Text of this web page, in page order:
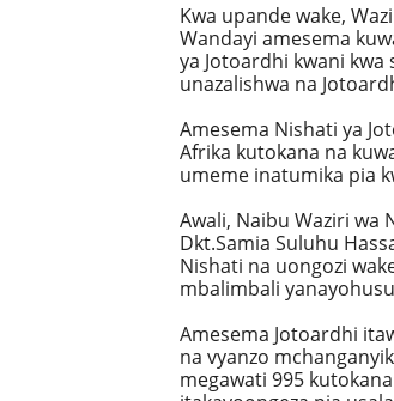
Kwa upande wake,
Wandayi amesema
ya Jotoardhi kwani
unazalishwa na
Amesema Nishati ya
Afrika kutokana na
umeme inatumika pia
Awali, Naibu Waziri wa
Dkt.Samia Suluhu
Nishati na uongozi
mbalimbali
Amesema Jotoardhi
na vyanzo
megawati 995